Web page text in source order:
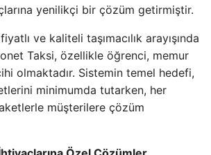
yenilikçi bir çözüm getirmiştir.
ve kaliteli taşımacılık arayışında
Taksi, özellikle öğrenci, memur
olmaktadır. Sistemin temel hedefi,
minimumda tutarken, her
müşterilere çözüm